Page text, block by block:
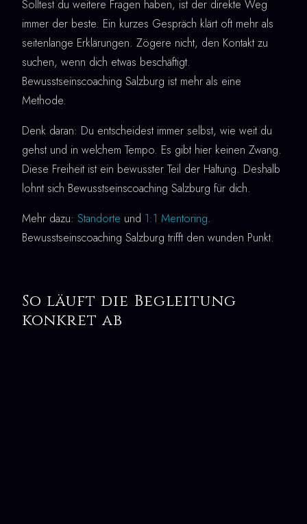
Solltest du weitere Fragen haben, ist der direkte Weg
immer der beste. Ein kurzes Gespräch klärt oft mehr als
seitenlange Erklärungen. Zögere nicht, den Kontakt zu
suchen, wenn dich etwas beschäftigt.
Bewusstseinscoaching Salzburg ist mehr als eine
Methode.
Denk daran: Du entscheidest immer selbst, wie weit du
gehst und in welchem Tempo. Es gibt hier keinen Zwang.
Diese Freiheit ist ein bewusster Teil der Haltung. Deshalb
lohnt sich Bewusstseinscoaching Salzburg für dich.
Mehr dazu: Standorte und 1:1 Mentoring.
Bewusstseinscoaching Salzburg trifft den wunden Punkt.
So läuft die Begleitung
konkret ab